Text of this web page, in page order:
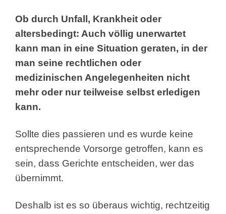
Ob durch Unfall, Krankheit oder
altersbedingt: Auch völlig unerwartet
kann man in eine Situation geraten, in der
man seine rechtlichen oder
medizinischen Angelegenheiten nicht
mehr oder nur teilweise selbst erledigen
kann.
Sollte dies passieren und es wurde keine
entsprechende Vorsorge getroffen, kann es
sein, dass Gerichte entscheiden, wer das
übernimmt.
Deshalb ist es so überaus wichtig, rechtzeitig